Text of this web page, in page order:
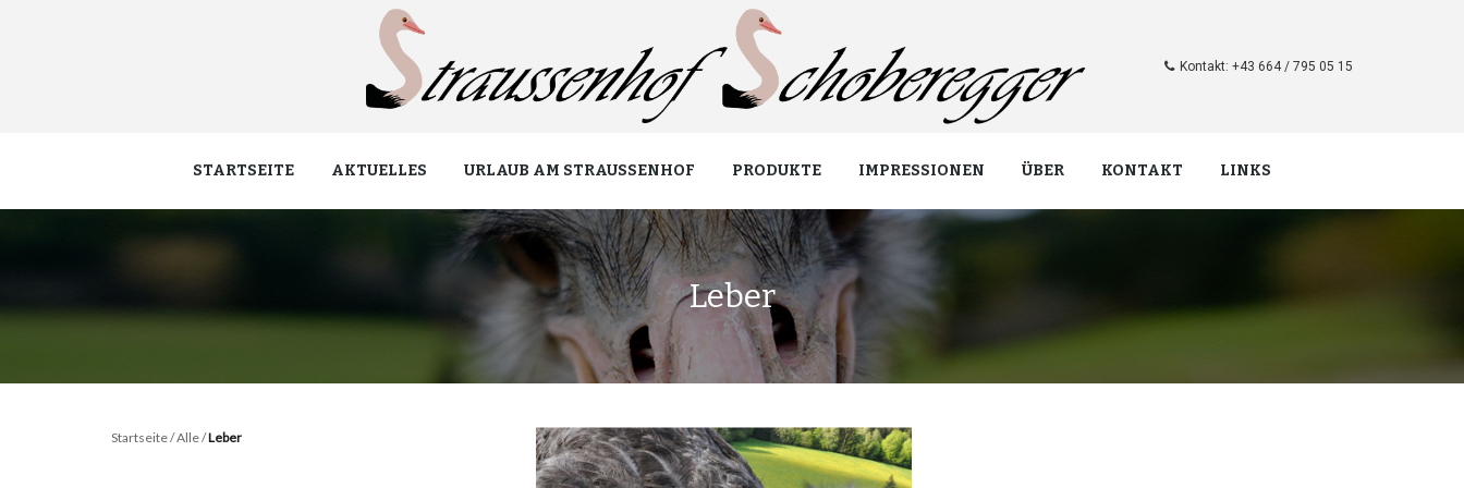
Kontakt: +43 664 / 795 05 15
STARTSEITE AKTUELLES URLAUB AM STRAUSSENHOF PRODUKTE IMPRESSIONEN ÜBER KONTAKT LINKS
Leber
Startseite/Alle/Leber